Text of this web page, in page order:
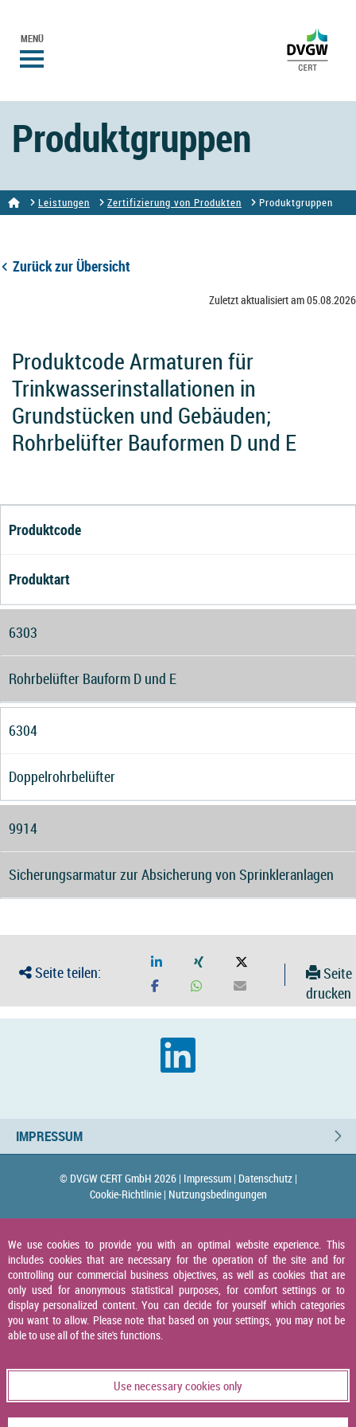
MENÜ
Produktgruppen
Leistungen Zertifizierung von Produkten Produktgruppen
Zurück zur Übersicht
Zuletzt aktualisiert am 05.08.2026
Produktcode Armaturen für
Trinkwasserinstallationen in
Grundstücken und Gebäuden;
Rohrbelüfter Bauformen D und E
Produktcode
Produktart
6303
Rohrbelüfter Bauform D und E
6304
Doppelrohrbelüfter
9914
Sicherungsarmatur zur Absicherung von Sprinkleranlagen
Seite teilen:
Seite
drucken
IMPRESSUM
© DVGW CERT GmbH 2026 | Impressum | Datenschutz |
Cookie-Richtlinie | Nutzungsbedingungen
We use cookies to provide you with an optimal website experience. This
includes cookies that are necessary for the operation of the site and for
controlling our commercial business objectives, as well as cookies that are
only used for anonymous statistical purposes, for comfort settings or to
display personalized content. You can decide for yourself which categories
you want to allow. Please note that based on your settings, you may not be
able to use all of the site's functions.
Use necessary cookies only